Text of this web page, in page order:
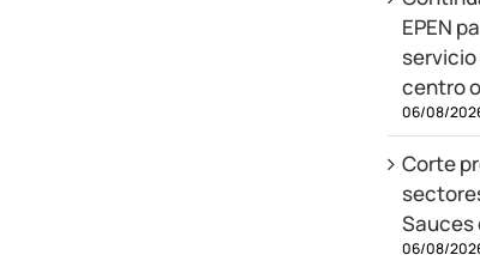
EPEN
servicio
centro
06/08/
Corte
06/08/